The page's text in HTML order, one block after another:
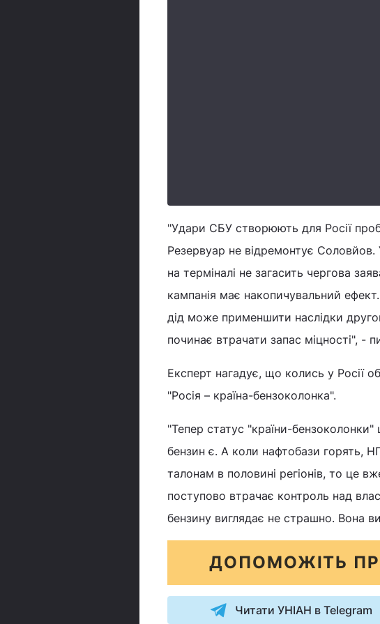
"Удари СБУ створюють для Росії
Резервуар не відремонтує
на терміналі не загасить чергова
кампанія має накопичувальний
дід може применшити наслідки
починає втрачати запас міцності", -
Експерт нагадує, що колись у Росії
"Росія – країна-бензоколонка".
"Тепер статус "країни-
бензин є. А коли нафтобази горять,
талонам в половині регіонів, то це
поступово втрачає контроль над
бензину виглядає не страшно. Вона
ДОПОМОЖІТЬ
Читати УНІАН в Telegram